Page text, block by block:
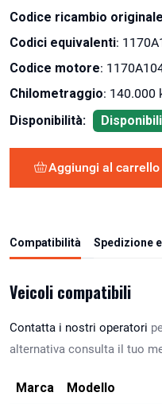
Codice ricambio
Codici equivalenti:
Codice motore:
Chilometraggio: 140.000
Disponibilità:
Aggiungi al carrello
Compatibilità Spedizione
Veicoli compatibili
Contatta i nostri operatori
alternativa consulta il tuo
Marca Modello